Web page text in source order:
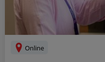
Online